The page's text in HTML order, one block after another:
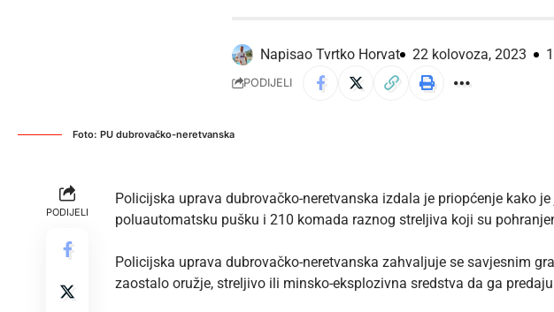
Napisao Tvrtko Horvat 22 kolovoza, 2023
PODIJELI
Foto: PU dubrovačko-neretvanska
PODIJELI
Policijska uprava dubrovačko-neretvanska izdala je priopćenje kako
poluautomatsku pušku i 210 komada raznog streljiva koji su
Policijska uprava dubrovačko-neretvanska zahvaljuje se savjesnim
zaostalo oružje, streljivo ili minsko-eksplozivna sredstva da ga